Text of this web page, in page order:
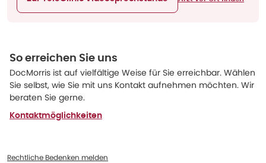
So erreichen Sie uns
DocMorris ist auf vielfältige Weise für Sie erreichbar. Wählen
Sie selbst, wie Sie mit uns Kontakt aufnehmen möchten. Wir
beraten Sie gerne.
Kontaktmöglichkeiten
Rechtliche Bedenken melden